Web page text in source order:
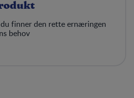
finner den rette ernæringen
behov